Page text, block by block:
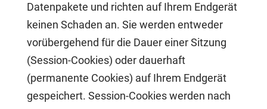
Datenpakete und richten auf Ihrem Endgerät
keinen Schaden an. Sie werden entweder
vorübergehend für die Dauer einer Sitzung
(Session-Cookies) oder dauerhaft
(permanente Cookies) auf Ihrem Endgerät
gespeichert. Session-Cookies werden nach